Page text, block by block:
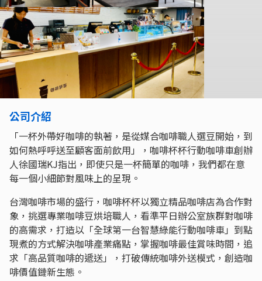
公司介紹
「一杯外帶好咖啡的執著，是從媒合咖啡職人選豆開始，到
如何熱呼呼送至顧客面前飲用」，咖啡杯杯行動咖啡車創辦
人徐國瑞KJ指出，即使只是一杯簡單的咖啡，我們都在意
每一個小細節對風味上的呈現。
台灣咖啡市場的盛行，咖啡杯杯以獨立精品咖啡店為合作對
象，挑選專業咖啡豆烘培職人，看準平日辦公室族群對咖啡
的高需求，打造以「全球第一台智慧綠能行動咖啡車」到點
現煮的方式解決咖啡產業痛點，掌握咖啡最佳賞味時間，追
求「高品質咖啡的遞送」，打破傳統咖啡外送模式，創造咖
啡價值鏈新生態。